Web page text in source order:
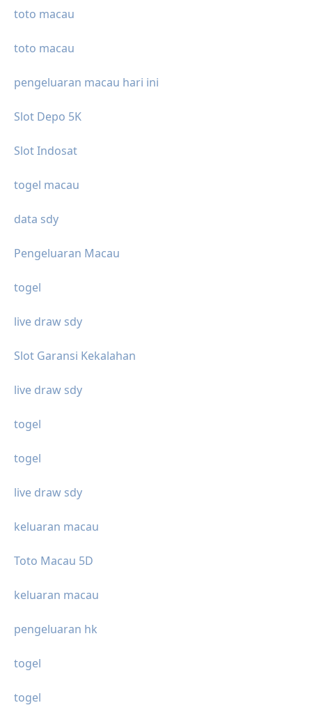
toto macau
toto macau
pengeluaran macau hari ini
Slot Depo 5K
Slot Indosat
togel macau
data sdy
Pengeluaran Macau
togel
live draw sdy
Slot Garansi Kekalahan
live draw sdy
togel
togel
live draw sdy
keluaran macau
Toto Macau 5D
keluaran macau
pengeluaran hk
togel
togel